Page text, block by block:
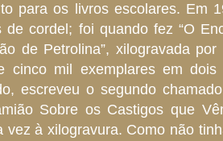
para os livros escolares. Em
de cordel; foi quando fez “O
de Petrolina”, xilogravada
cinco mil exemplares em
escreveu o segundo
Sobre os Castigos que
vez à xilogravura. Como não